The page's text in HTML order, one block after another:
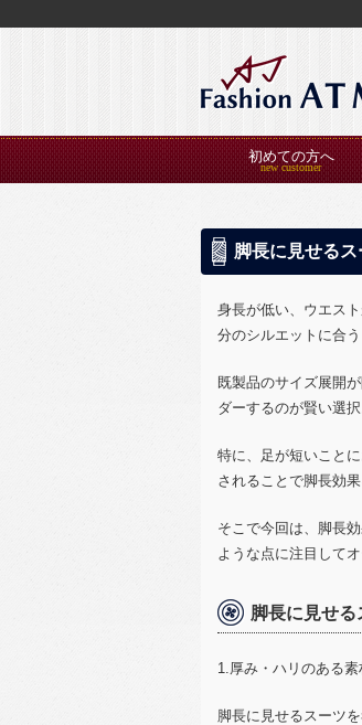
初めての方へ
脚長に見せる
身長が低い、ウエス
分のシルエットに合
既製品のサイズ展開
ダーするのが賢い選択
特に、足が短いこと
されることで脚長効
そこで今回は、脚長
ような点に注目して
脚長に見せ
1.厚み・ハリのある
脚長に見せるスーツ